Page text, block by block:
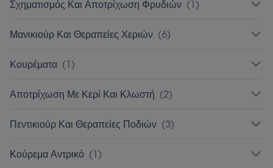
Σχηματισμός Και Αποτρίχωση Φρυδιών (1)
Μανικιούρ Και Θεραπείες Χεριών (6)
Κουρέματα (1)
Αποτρίχωση Με Κερί Και Κλωστή (2)
Πεντικιούρ Και Θεραπείες Ποδιών (3)
Κούρεμα Αντρικό (1)